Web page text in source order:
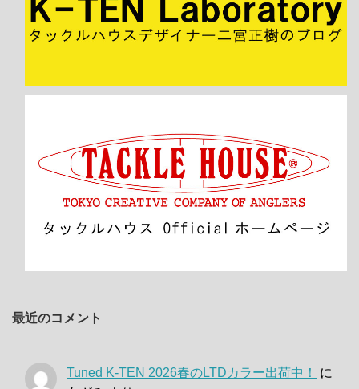
最近のコメント
Tuned K-TEN 2026春のLTDカラー出荷中！
に